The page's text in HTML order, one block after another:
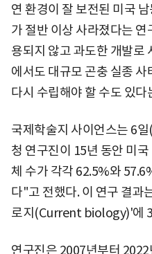
연 환경이 잘 보전된 미국
가 절반 이상 사라졌다는
용되지 않고 과도한 개발로
에서도 대규모 곤충 실종
다시 수립해야 할 수도 있
국제학술지 사이언스는 6
청 연구진이 15년 동안 미
체 수가 각각 62.5%와
다"고 전했다. 이 연구 결과
로지(Current biology)'에
연구진은 2007년부터